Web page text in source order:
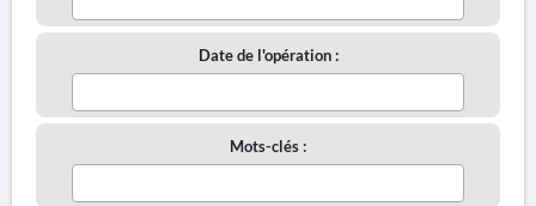
Date de l'opération :
Mots-clés :